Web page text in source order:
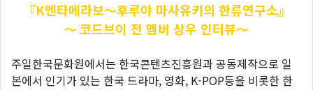
『K엔타메라보～후루야 마사유키의 한류연구소』
～ 코드브이 전 멤버 상우 인터뷰～
주일한국문화원에서는 한국콘텐츠진흥원과 공동제작으로 일
본에서 인기가 있는 한국 드라마, 영화, K-POP등을 비롯한 한